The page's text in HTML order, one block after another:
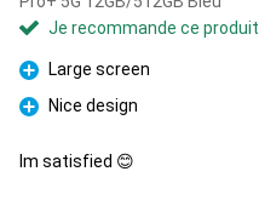
Je recommande ce produit
Pour
Large screen
Pour
Nice design
Im satisfied 😊